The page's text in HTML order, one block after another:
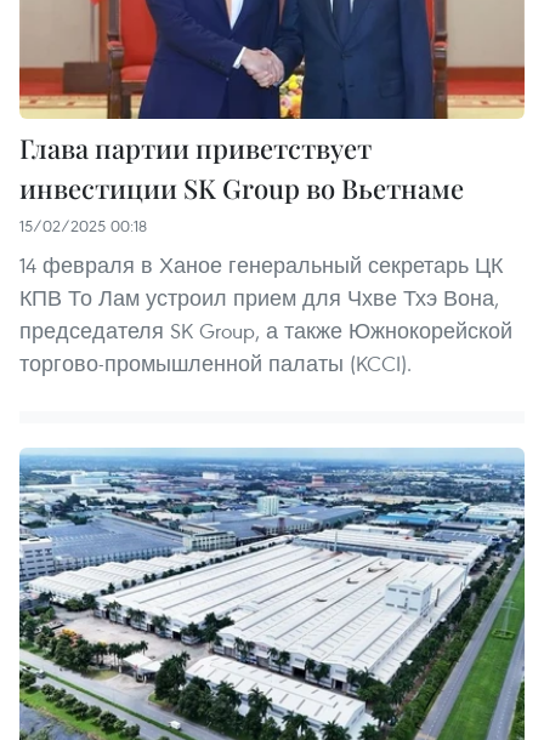
Глава партии приветствует
инвестиции SK Group во Вьетнаме
15/02/2025 00:18
14 февраля в Ханое генеральный секретарь ЦК
КПВ То Лам устроил прием для Чхве Тхэ Вона,
председателя SK Group, а также Южнокорейской
торгово-промышленной палаты (KCCI).